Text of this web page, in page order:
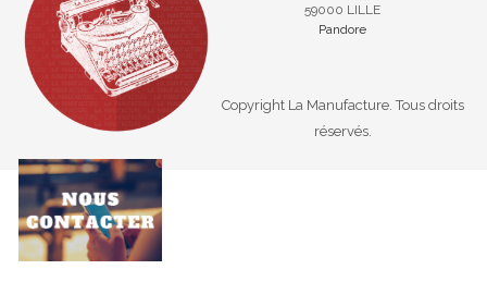
59000 LILLE
Pandore
Copyright La Manufacture. Tous droits
réservés.